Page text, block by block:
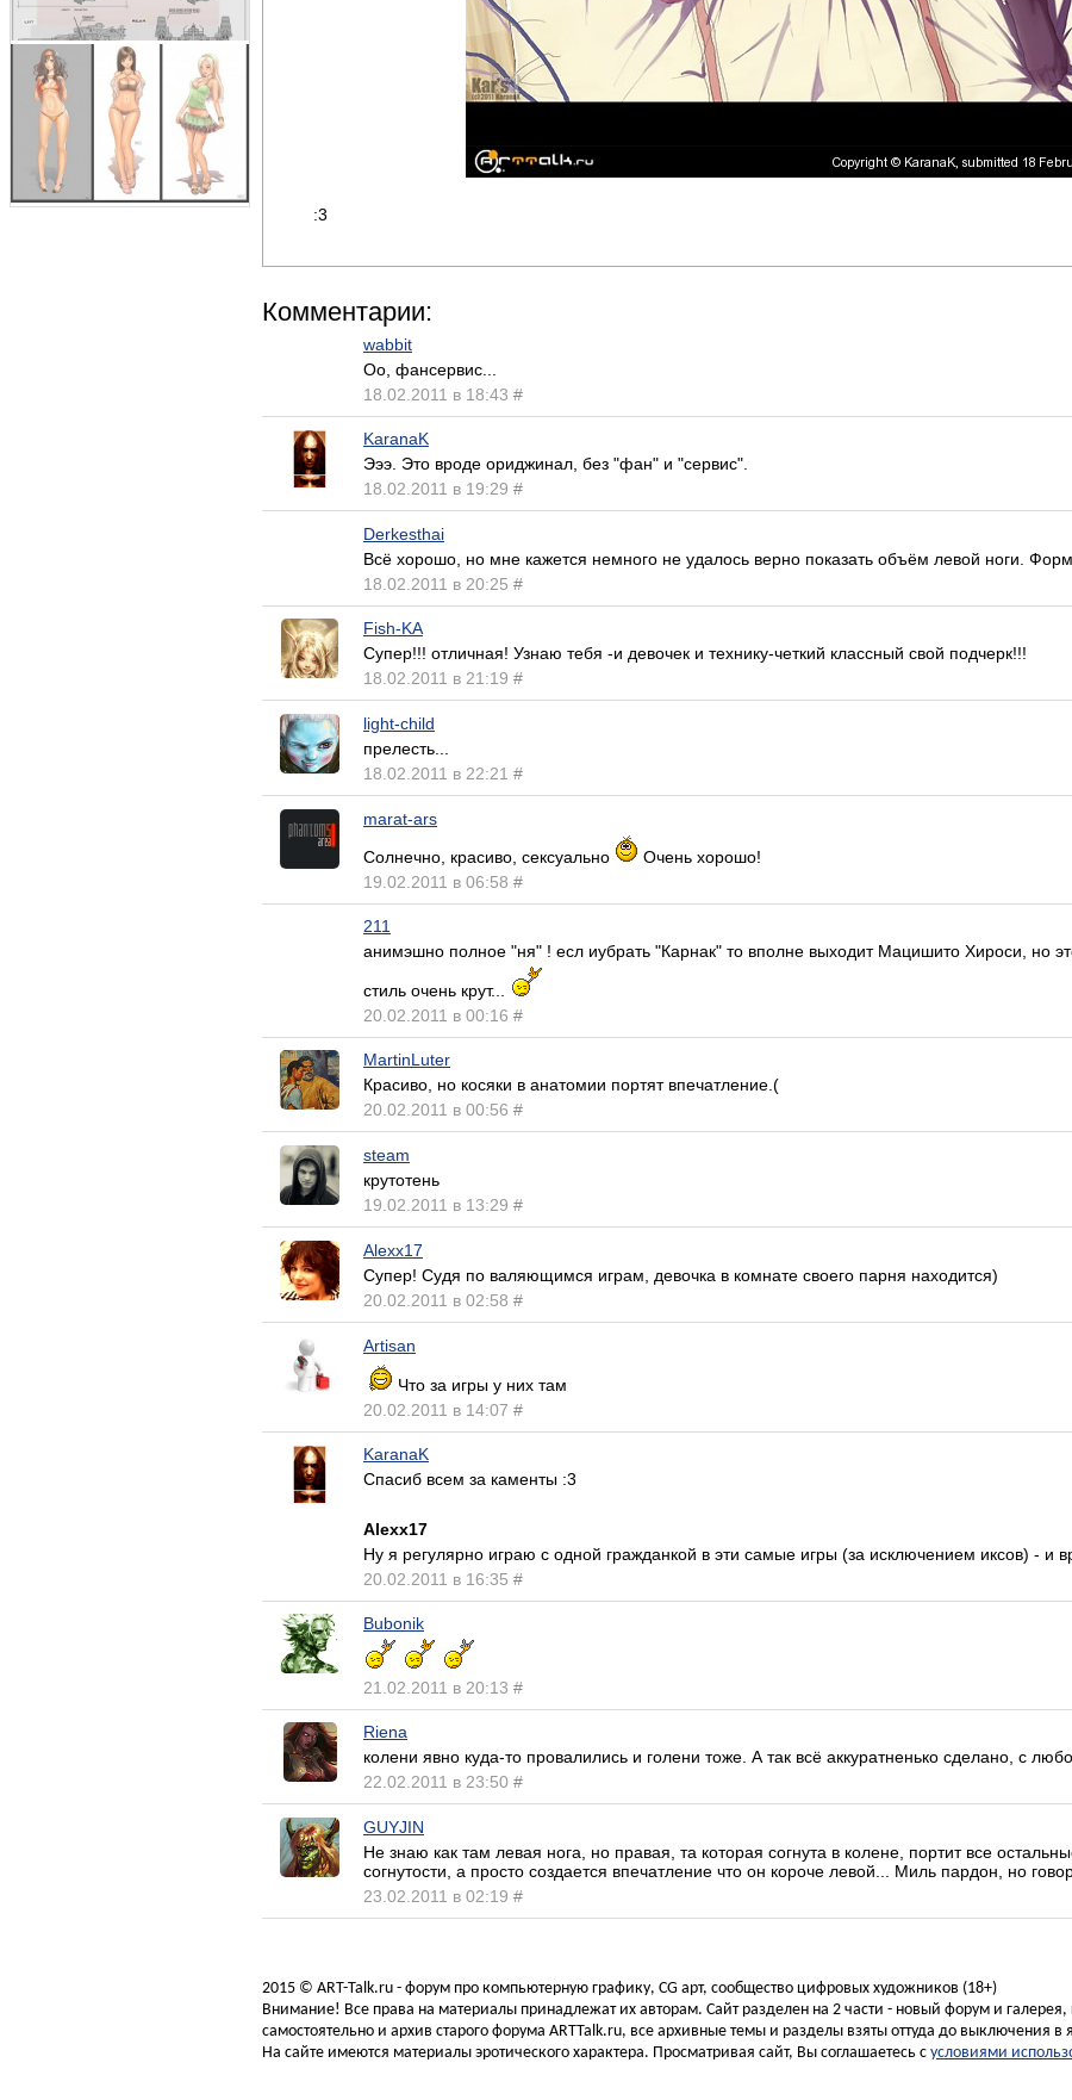
:3
Комментарии:
wabbit
Оо, фансервис...
18.02.2011 в 18:43 #
KaranaK
Эээ. Это вроде ориджинал, без "фан" и "сервис".
18.02.2011 в 19:29 #
Derkesthai
Всё хорошо, но мне кажется немного не удалось верно показать объём левой ноги.
18.02.2011 в 20:25 #
Fish-KA
Супер!!! отличная! Узнаю тебя -и девочек и технику-четкий классный свой подчерк!!!
18.02.2011 в 21:19 #
light-child
прелесть...
18.02.2011 в 22:21 #
marat-ars
Солнечно, красиво, сексуально
Очень хорошо!
19.02.2011 в 06:58 #
211
анимэшно полное "ня" ! есл иубрать "Карнак" то вполне выходит Мацишито Хироси, но
стиль очень крут...
20.02.2011 в 00:16 #
MartinLuter
Красиво, но косяки в анатомии портят впечатление.(
20.02.2011 в 00:56 #
steam
крутотень
19.02.2011 в 13:29 #
Alexx17
Супер! Судя по валяющимся играм, девочка в комнате своего парня находится)
20.02.2011 в 02:58 #
Artisan
Что за игры у них там
20.02.2011 в 14:07 #
KaranaK
Спасиб всем за каменты :3
Alexx17
Ну я регулярно играю с одной гражданкой в эти самые игры (за исключением иксов) - и
20.02.2011 в 16:35 #
Bubonik
21.02.2011 в 20:13 #
Riena
колени явно куда-то провалились и голени тоже. А так всё аккуратненько сделано, с
22.02.2011 в 23:50 #
GUYJIN
Не знаю как там левая нога, но правая, та которая согнута в колене, портит все
согнутости, а просто создается впечатление что он короче левой... Миль пардон, но
23.02.2011 в 02:19 #
2015 © ART-Talk.ru - форум про компьютерную графику, CG арт, сообщество цифровых художников (18+)
Внимание! Все права на материалы принадлежат их авторам. Сайт разделен на 2 части - новый форум и галерея,
самостоятельно и архив старого форума ARTTalk.ru, все архивные темы и разделы взяты оттуда до выключения в
На сайте имеются материалы эротического характера. Просматривая сайт, Вы соглашаетесь с условиями